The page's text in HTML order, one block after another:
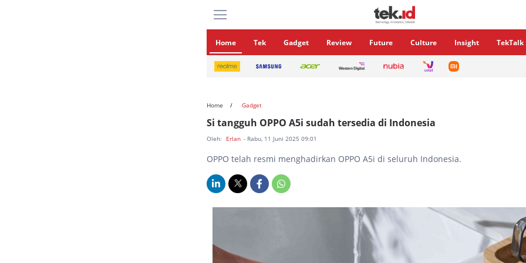
Home Tek Gadget Review Future Culture Insight TekTalk
Home Gadget
Si tangguh OPPO A5i sudah tersedia di Indonesia
Oleh: Erlan - Rabu, 11 Juni 2025 09:01
OPPO telah resmi menghadirkan OPPO A5i di seluruh Indonesia.